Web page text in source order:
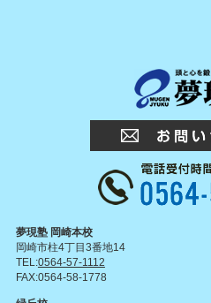
夢現塾 岡崎本校
岡崎市柱4丁目3番地14
TEL:0564-57-1112
FAX:0564-58-1778